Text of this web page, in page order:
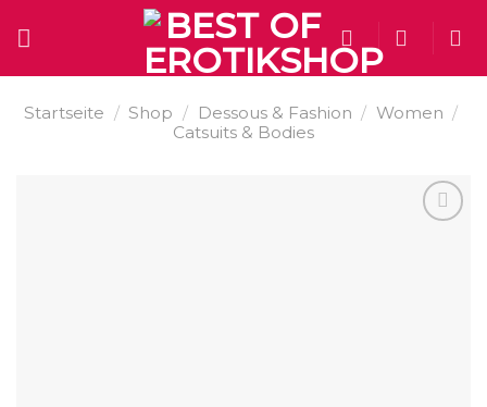
Startseite / Shop / Dessous & Fashion / Women /
Catsuits & Bodies